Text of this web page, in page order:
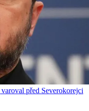
před Severokorejci